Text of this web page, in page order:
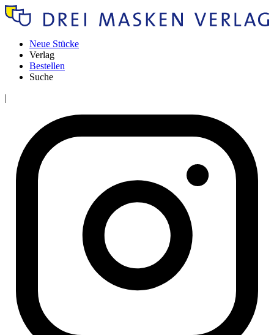
Neue Stücke
Verlag
Bestellen
Suche
|